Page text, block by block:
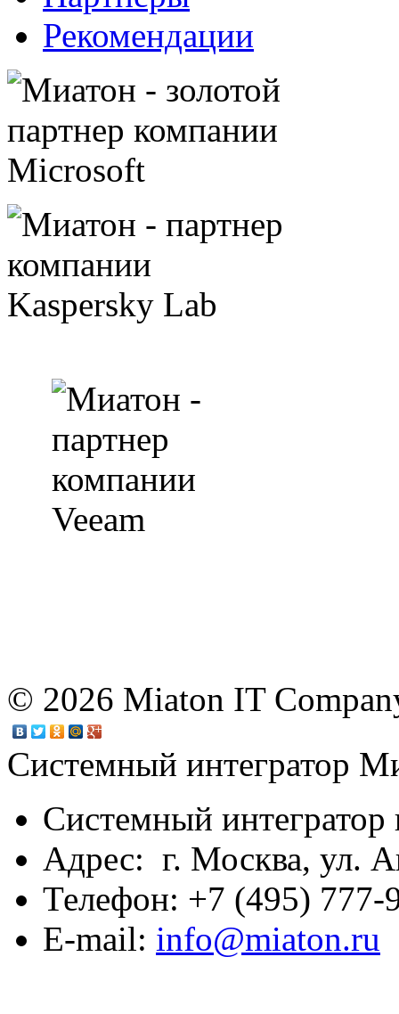
Рекомендации
© 2026 Miaton IT
Системный интегратор
Системный
Адрес: г. Москва, ул.
Телефон: +7 (495)
E-mail: info@miaton.ru